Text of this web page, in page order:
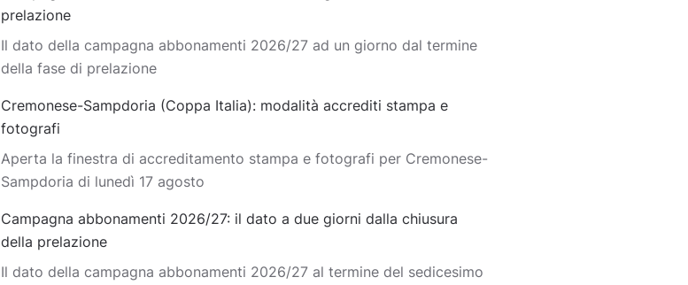
prelazione
Il dato della campagna abbonamenti 2026/27 ad un giorno dal termine
della fase di prelazione
Cremonese-Sampdoria (Coppa Italia): modalità accrediti stampa e
fotografi
Aperta la finestra di accreditamento stampa e fotografi per Cremonese-
Sampdoria di lunedì 17 agosto
Campagna abbonamenti 2026/27: il dato a due giorni dalla chiusura
della prelazione
Il dato della campagna abbonamenti 2026/27 al termine del sedicesimo